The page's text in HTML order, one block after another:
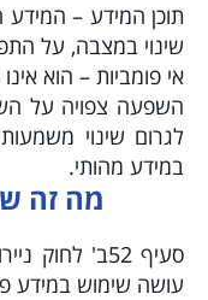
תוכן המידע – המידע
שינוי במצבה, על
אי פומביות – הוא אינו
השפעה צפויה על
לגרום שינוי
במידע מהותי.
מה זה
סעיף 52ב'
עושה שימוש במידע